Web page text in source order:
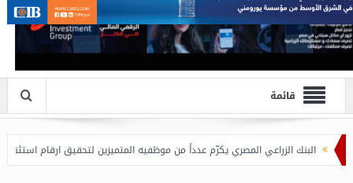
قائمة
الزراعي المصري يكرّم عدداً من موظفيه المتميزين لتحقيق ارقام استثنائية في